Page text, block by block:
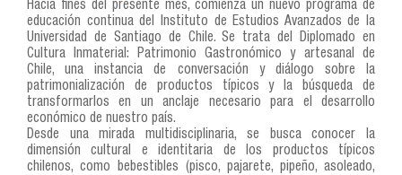
Hacia fines del presente mes, comienza un nuevo programa de
educación continua del Instituto de Estudios Avanzados de la
Universidad de Santiago de Chile. Se trata del Diplomado en
Cultura Inmaterial: Patrimonio Gastronómico y artesanal de
Chile, una instancia de conversación y diálogo sobre la
patrimonialización de productos típicos y la búsqueda de
transformarlos en un anclaje necesario para el desarrollo
económico de nuestro país.
Desde una mirada multidisciplinaria, se busca conocer la
dimensión cultural e identitaria de los productos típicos
chilenos, como bebestibles (pisco, pajarete, pipeño, asoleado,